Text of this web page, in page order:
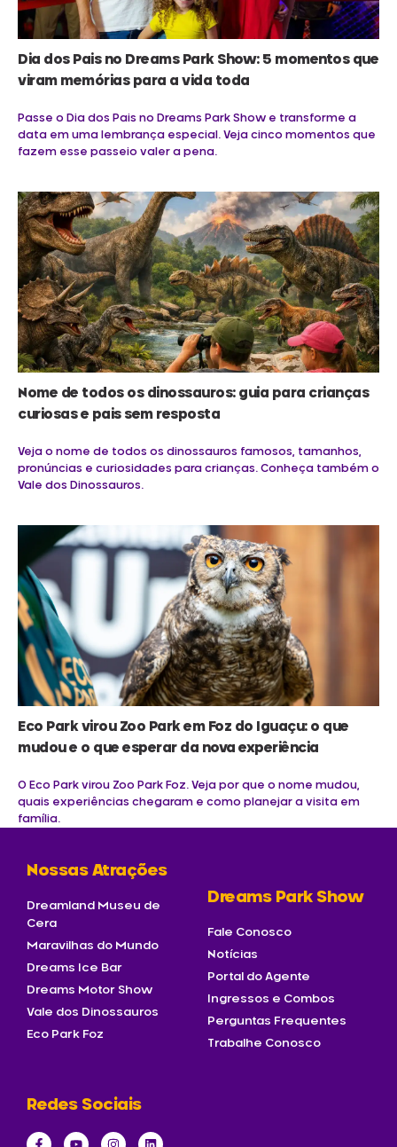
Dia dos Pais no Dreams Park Show: 5 momentos que
viram memórias para a vida toda
Passe o Dia dos Pais no Dreams Park Show e transforme a
data em uma lembrança especial. Veja cinco momentos que
fazem esse passeio valer a pena.
Nome de todos os dinossauros: guia para crianças
curiosas e pais sem resposta
Veja o nome de todos os dinossauros famosos, tamanhos,
pronúncias e curiosidades para crianças. Conheça também o
Vale dos Dinossauros.
Eco Park virou Zoo Park em Foz do Iguaçu: o que
mudou e o que esperar da nova experiência
O Eco Park virou Zoo Park Foz. Veja por que o nome mudou,
quais experiências chegaram e como planejar a visita em
família.
Nossas Atrações
Dreamland Museu de
Cera
Maravilhas do Mundo
Dreams Ice Bar
Dreams Motor Show
Vale dos Dinossauros
Eco Park Foz
Dreams Park Show
Fale Conosco
Notícias
Portal do Agente
Ingressos e Combos
Perguntas Frequentes
Trabalhe Conosco
Redes Sociais